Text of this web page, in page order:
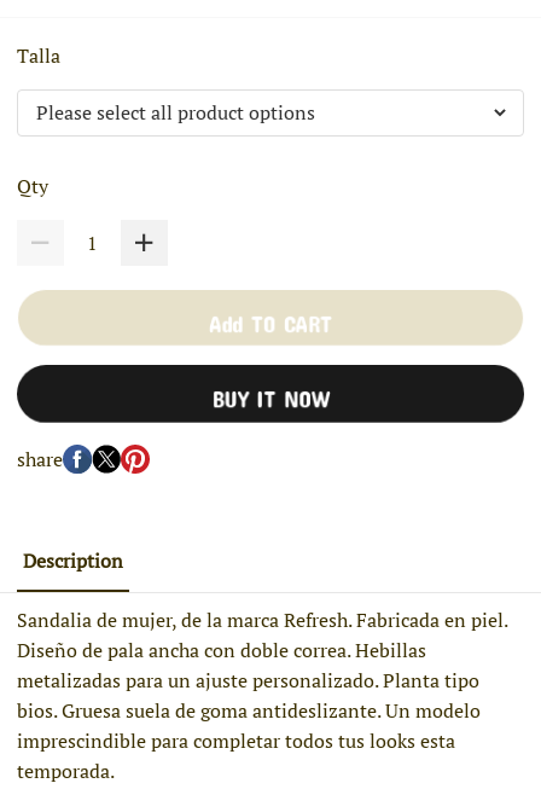
Talla
Qty
Add TO CART
BUY IT NOW
share
Description
Sandalia de mujer, de la marca Refresh. Fabricada en piel.
Diseño de pala ancha con doble correa. Hebillas
metalizadas para un ajuste personalizado. Planta tipo
bios. Gruesa suela de goma antideslizante. Un modelo
imprescindible para completar todos tus looks esta
temporada.